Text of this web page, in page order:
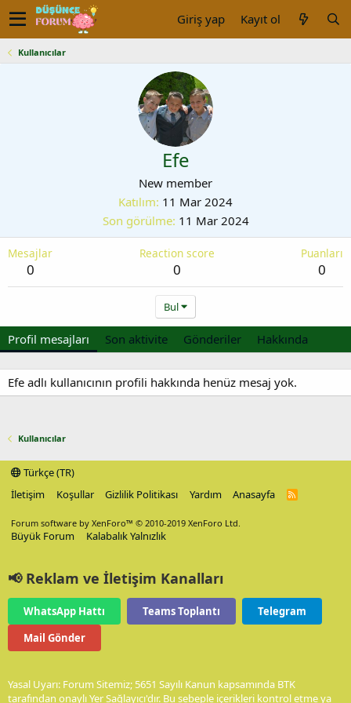
Giriş yap Kayıt ol
Kullanıcılar
Efe
New member
Katılım 11 Mar 2024
Son görülme 11 Mar 2024
Mesajlar
0
Reaction score
0
Puanları
0
Bul
Profil mesajları Son aktivite Gönderiler Hakkında
Efe adlı kullanıcının profili hakkında henüz mesaj yok.
Kullanıcılar
Türkçe (TR)
İletişim
Koşullar Gizlilik Politikası Yardım Anasayfa
R
Forum software by XenForo™ © 2010-2019 XenForo Ltd.
Büyük Forum Kalabalık Yalnızlık
📢 Reklam ve İletişim Kanalları
WhatsApp Hattı Teams Toplantı
Telegram
Mail Gönder
Yasal Uyarı: Forum Sitemiz; 5651 Sayılı Kanun kapsamında BTK
tarafından onaylı Yer Sağlayıcı'dır. Bu sebeple içerikleri kontrol etme ya